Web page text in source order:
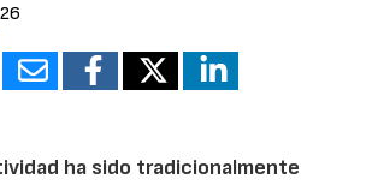
ha sido tradicionalmente